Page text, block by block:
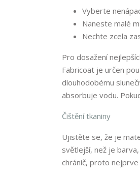
Vyberte
Naneste malé
Nechte zcela
Pro dosažení
Fabricoat je určen
dlouhodobému
absorbuje vodu.
Čištění tkaniny
Ujistěte se, že je
světlejší, než je
chránič, proto